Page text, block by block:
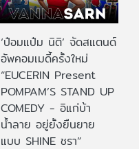
‘ป๋อมแป๋ม นิติ’ จัดสแตนด์
อัพคอมเมดี้ครั้งใหม่
“EUCERIN Present
POMPAM’S STAND UP
COMEDY - อิแก่บ้า
น้ำลาย อยู่ยั้งยืนยาย
แบบ SHINE ชรา”